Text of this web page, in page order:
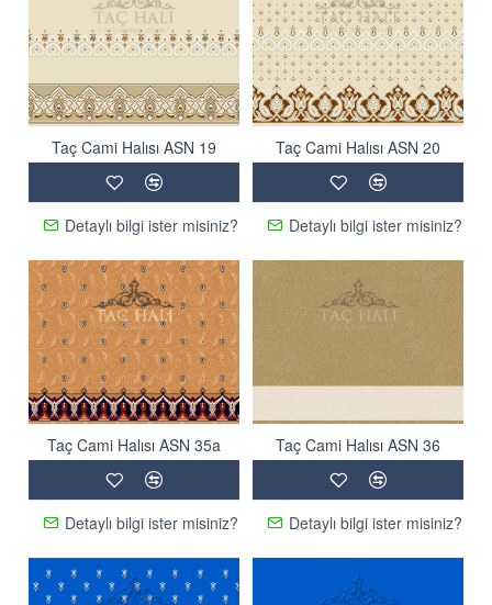
Taç Cami Halısı ASN 19
Detaylı bilgi ister misiniz?
Taç Cami Halısı ASN 20
Detaylı bilgi ister misiniz?
Taç Cami Halısı ASN 35a
Detaylı bilgi ister misiniz?
Taç Cami Halısı ASN 36
Detaylı bilgi ister misiniz?